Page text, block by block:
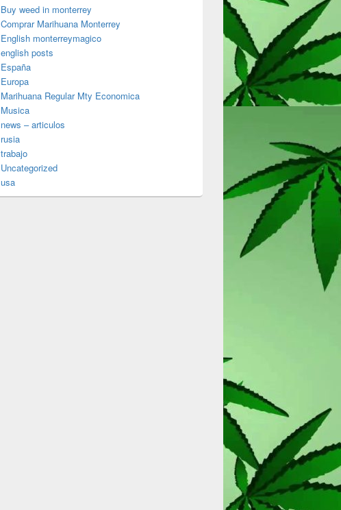
Buy weed in monterrey
Comprar Marihuana Monterrey
English monterreymagico
english posts
España
Europa
Marihuana Regular Mty Economica
Musica
news – articulos
rusia
trabajo
Uncategorized
usa